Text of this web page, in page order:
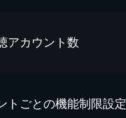
アカウント数
トごとの機能制限設定